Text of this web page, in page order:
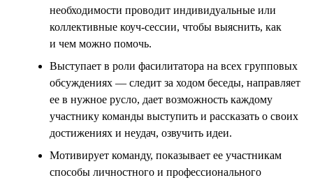
необходимости проводит индивидуальные или
коллективные коуч-сессии, чтобы выяснить, как
и чем можно помочь.
Выступает в роли фасилитатора на всех групповых
обсуждениях — следит за ходом беседы, направляет
ее в нужное русло, дает возможность каждому
участнику команды выступить и рассказать о своих
достижениях и неудач, озвучить идеи.
Мотивирует команду, показывает ее участникам
способы личностного и профессионального